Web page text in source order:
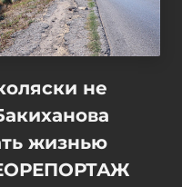
не
жизнью